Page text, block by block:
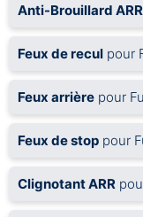
Anti-Brouillard ARR
Feux de recul pour
Feux arrière pour
Feux de stop pour
Clignotant ARR